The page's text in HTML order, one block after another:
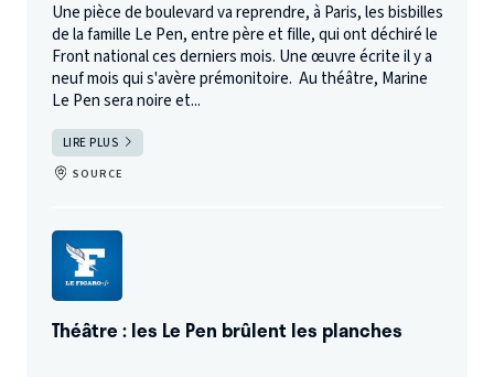
Une pièce de boulevard va reprendre, à Paris, les bisbilles
de la famille Le Pen, entre père et fille, qui ont déchiré le
Front national ces derniers mois. Une œuvre écrite il y a
neuf mois qui s'avère prémonitoire. Au théâtre, Marine
Le Pen sera noire et...
LIRE PLUS
SOURCE
Théâtre : les Le Pen brûlent les planches